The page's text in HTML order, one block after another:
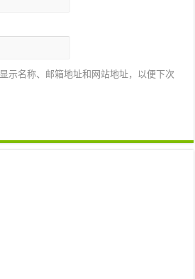
示名称、邮箱地址和网站地址，以便下次